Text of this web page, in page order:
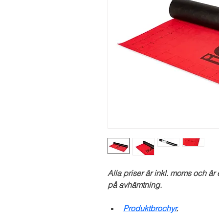
Alla priser är inkl. moms och
på avhämtning.
Produktbrochyr.